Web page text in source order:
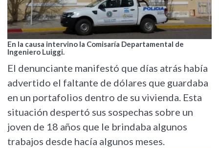
En la causa intervino la Comisaría Departamental de
Ingeniero Luiggi.
El denunciante manifestó que días atrás había
advertido el faltante de dólares que guardaba
en un portafolios dentro de su vivienda. Esta
situación despertó sus sospechas sobre un
joven de 18 años que le brindaba algunos
trabajos desde hacía algunos meses.